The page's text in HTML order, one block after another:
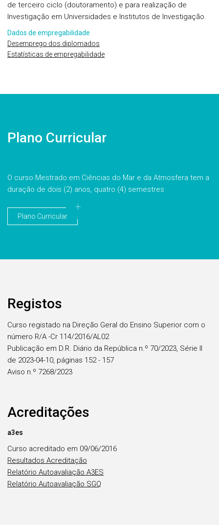
de terceiro ciclo (doutoramento) e para realização de
Investigação em Universidades e Institutos de Investigação.
Dados de empregabilidade
Desemprego dos diplomados
Estatísticas de empregabilidade
Plano Curricular
O curso Mestrado em Ciências do Mar e da Atmosfera tem a
duração de dois (2) anos, quatro (4) semestres
Plano Curricular
Registos
Curso registado na Direção Geral do Ensino Superior com o
número R/A -Cr 114/2016/AL02
Publicação em D.R. Diário da República n.º 70/2023, Série II
de 2023-04-10, páginas 152 - 157
Aviso n.º 7268/2023
Acreditações
a3es
Curso acreditado em 09/06/2016
Resultados Acreditação
Relatório Autoavaliação A3ES
Relatório Autoavaliação SGQ